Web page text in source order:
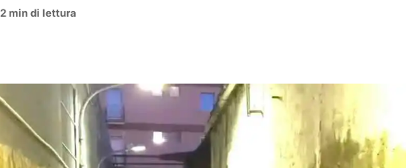
2 min di lettura